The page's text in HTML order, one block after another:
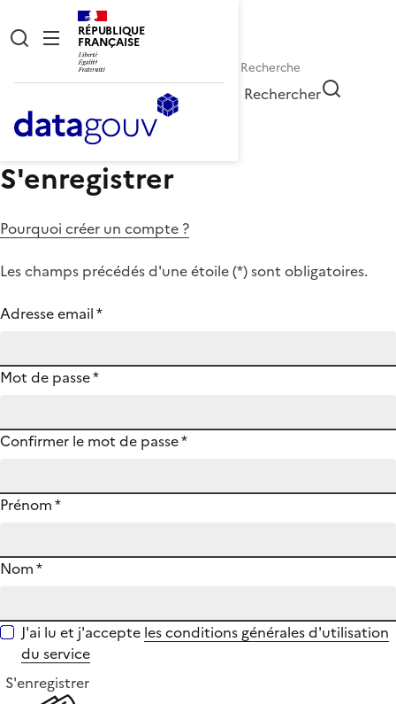
RÉPUBLIQUE
FRANÇAISE
Rechercher
S'enregistrer
Pourquoi créer un compte ?
Les champs précédés d'une étoile (*) sont obligatoires.
Adresse email*
Mot de passe*
Confirmer le mot de passe*
Prénom*
Nom*
J'ai lu et j'accepte les conditions générales d'utilisation
du service
S'enregistrer